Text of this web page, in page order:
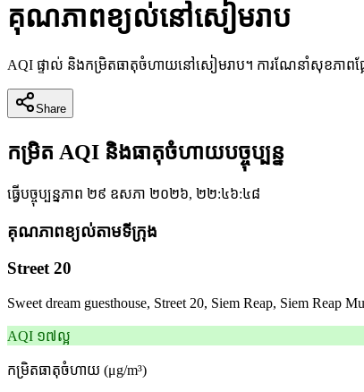
គុណភាពខ្យល់នៅសៀមរាប
AQI ផ្ទាល់ និងកម្រិតធាតុចំហាយនៅសៀមរាប។ ការណែនាំសុខភាពផ្
Share
កម្រិត AQI និងធាតុចំហាយបច្ចុប្បន្ន
ធ្វើបច្ចុប្បន្នភាព ២៩ ឧសភា ២០២៦, ២២:៤៦:៤៨
គុណភាពខ្យល់តាមទីក្រុង
Street 20
Sweet dream guesthouse, Street 20, Siem Reap, Siem Reap
AQI ១៧ ល្អ
កម្រិតធាតុចំហាយ (μg/m³)